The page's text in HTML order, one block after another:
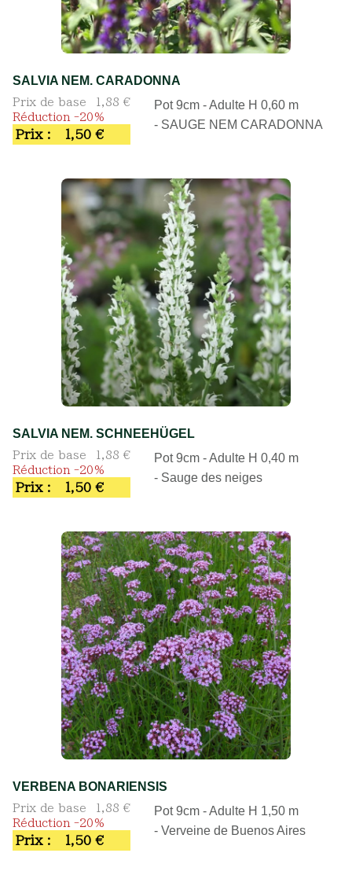
SALVIA NEM. CARADONNA
Prix de base
1,88 €
Réduction -20%
Prix : 1,50 €
Pot 9cm - Adulte H 0,60 m
- SAUGE NEM CARADONNA
SALVIA NEM. SCHNEEHÜGEL
Prix de base
1,88 €
Réduction -20%
Prix : 1,50 €
Pot 9cm - Adulte H 0,40 m
- Sauge des neiges
VERBENA BONARIENSIS
Prix de base
1,88 €
Réduction -20%
Prix : 1,50 €
Pot 9cm - Adulte H 1,50 m
- Verveine de Buenos Aires